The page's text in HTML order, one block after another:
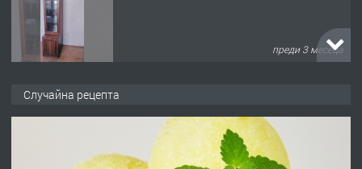
преди 3 месеца
преди 10 месеца
Случайна рецепта